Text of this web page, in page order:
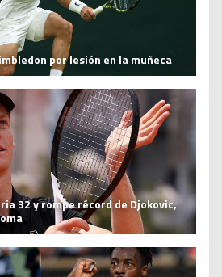
por lesión en la muñeca
32 y rompe récord de Djokovic,